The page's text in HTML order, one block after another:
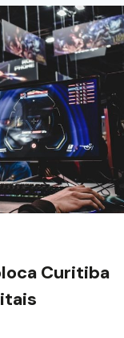
Curitiba